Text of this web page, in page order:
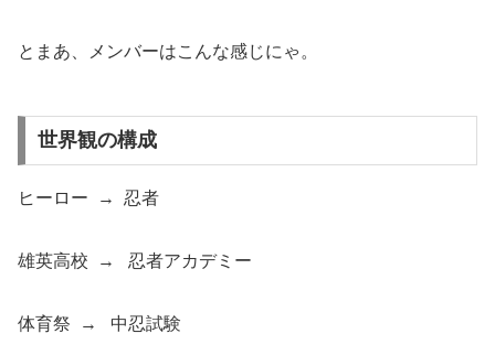
とまあ、メンバーはこんな感じにゃ。
世界観の構成
ヒーロー → 忍者
雄英高校 → 忍者アカデミー
体育祭 → 中忍試験